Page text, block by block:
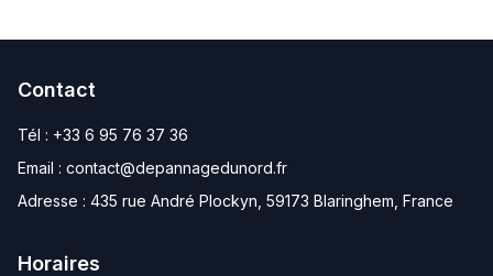
Contact
Tél : +33 6 95 76 37 36
Email : contact@depannagedunord.fr
Adresse : 435 rue André Plockyn, 59173 Blaringhem, France
Horaires